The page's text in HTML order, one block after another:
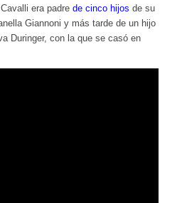
era padre de cinco hijos de su
Giannoni y más tarde de un hijo
Duringer, con la que se casó en